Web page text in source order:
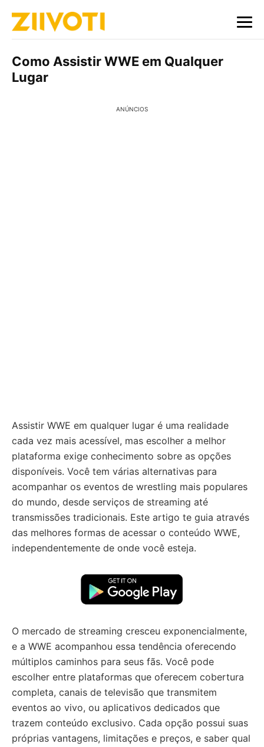
Como Assistir WWE em Qualquer
Lugar
ANÚNCIOS
Assistir WWE em qualquer lugar é uma realidade
cada vez mais acessível, mas escolher a melhor
plataforma exige conhecimento sobre as opções
disponíveis. Você tem várias alternativas para
acompanhar os eventos de wrestling mais populares
do mundo, desde serviços de streaming até
transmissões tradicionais. Este artigo te guia através
das melhores formas de acessar o conteúdo WWE,
independentemente de onde você esteja.
O mercado de streaming cresceu exponencialmente,
e a WWE acompanhou essa tendência oferecendo
múltiplos caminhos para seus fãs. Você pode
escolher entre plataformas que oferecem cobertura
completa, canais de televisão que transmitem
eventos ao vivo, ou aplicativos dedicados que
trazem conteúdo exclusivo. Cada opção possui suas
próprias vantagens, limitações e preços, e saber qual